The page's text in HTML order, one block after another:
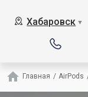
Хабаровск ▼
Главная / AirPods